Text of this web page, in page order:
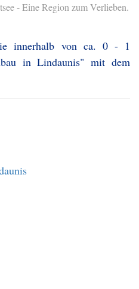
- Eine Region zum Verlieben.
innerhalb von ca. 0 - 1
in Lindaunis" mit dem